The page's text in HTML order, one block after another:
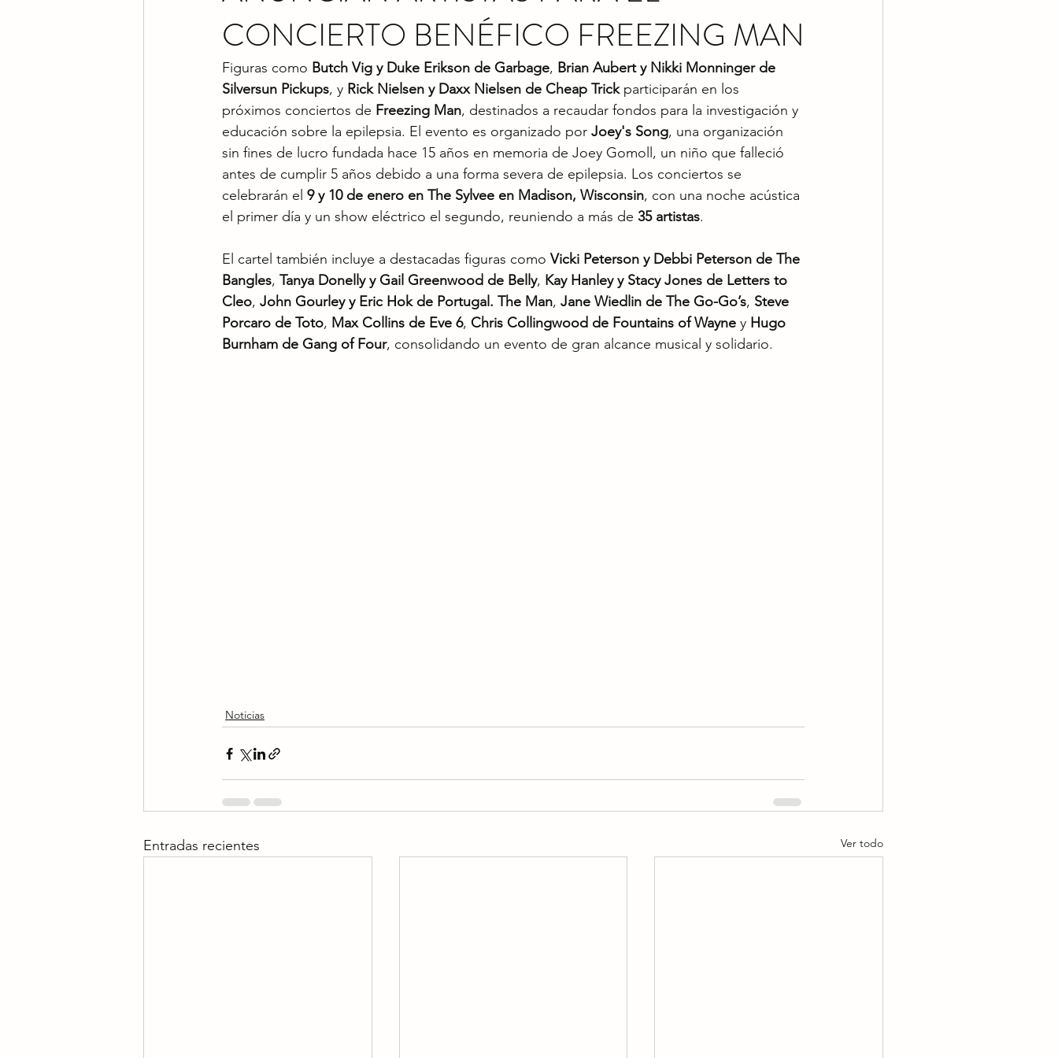
CONCIERTO BENÉFICO FREEZING MAN
Figuras como Butch Vig y Duke Erikson de Garbage, Brian Aubert y Nikki Monninger de
Silversun Pickups, y Rick Nielsen y Daxx Nielsen de Cheap Trick participarán en los
próximos conciertos de Freezing Man, destinados a recaudar fondos para la investigación y
educación sobre la epilepsia. El evento es organizado por Joey's Song, una organización
sin fines de lucro fundada hace 15 años en memoria de Joey Gomoll, un niño que falleció
antes de cumplir 5 años debido a una forma severa de epilepsia. Los conciertos se
celebrarán el 9 y 10 de enero en The Sylvee en Madison, Wisconsin, con una noche acústica
el primer día y un show eléctrico el segundo, reuniendo a más de 35 artistas.
El cartel también incluye a destacadas figuras como Vicki Peterson y Debbi Peterson de The
Bangles, Tanya Donelly y Gail Greenwood de Belly, Kay Hanley y Stacy Jones de Letters to
Cleo, John Gourley y Eric Hok de Portugal. The Man, Jane Wiedlin de The Go-Go’s, Steve
Porcaro de Toto, Max Collins de Eve 6, Chris Collingwood de Fountains of Wayne y Hugo
Burnham de Gang of Four, consolidando un evento de gran alcance musical y solidario.
Noticias
Entradas recientes Ver todo